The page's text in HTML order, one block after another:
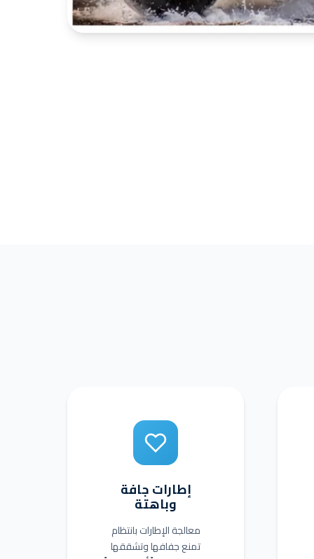
إطارات جافة
وباهتة
معالجة الإطارات بانتظام
تمنع جفافها وتشققها